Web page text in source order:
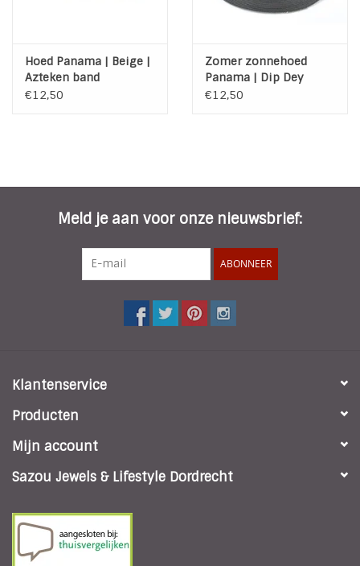
Hoed Panama | Beige |
Azteken band
€12,50
Zomer zonnehoed
Panama | Dip Dey
€12,50
Meld je aan voor onze nieuwsbrief:
ABONNEER
Klantenservice
Producten
Mijn account
Sazou Jewels & Lifestyle Dordrecht